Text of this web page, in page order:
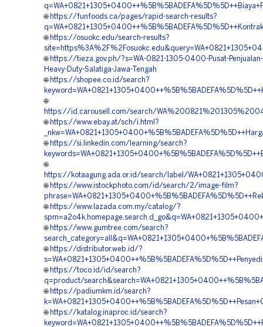
🌐 https://funfoods.ca/pages/rapid-search-results?
🌐 https://osuokc.edu/search-results?
🌐 https://tieza.gov.ph/?s=WA-0821-1305-0400-Pusat-
Heavy-Duty-Salatiga-Jawa-Tengah
🌐 https://shopee.co.id/search?
🌐
https://id.carousell.com/search/
🌐 https://www.ebay.at/sch/i.html?
🌐 https://si.linkedin.com/learning/search?
🌐
https://kotaagung.ada.or.id/search/label/
🌐 https://www.istockphoto.com/id/search/2/image-film?
🌐 https://www.lazada.com.my/catalog/?
🌐 https://www.gumtree.com/search?
🌐 https://distributor.web.id/?
🌐 https://toco.id/id/search?
q=product/
🌐 https://padiumkm.id/search?
🌐 https://katalog.inaproc.id/search?